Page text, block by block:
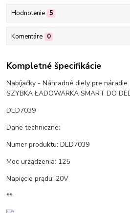
Hodnotenie 5
Komentáre 0
Kompletné špecifikácie
Nabíjačky - Náhradné diely pre náradie
SZYBKA ŁADOWARKA SMART DO
DED7039
Dane techniczne:
Numer produktu: DED7039
Moc urządzenia: 125
Napięcie prądu: 20V
**